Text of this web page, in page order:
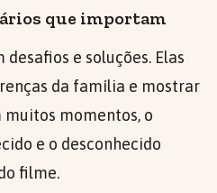
que importam
e soluções. Elas
da família e mostrar
momentos, o
e o desconhecido
filme.